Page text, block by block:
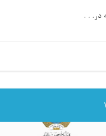
در. . .